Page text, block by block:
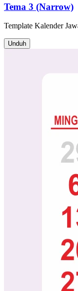
Tema 3 (Narrow)
Template Kalender
Unduh